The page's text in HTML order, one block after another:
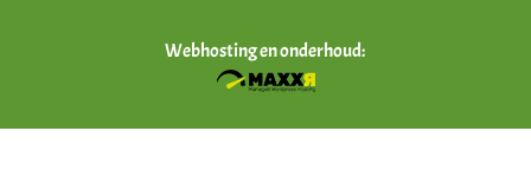
Webhosting en onderhoud: